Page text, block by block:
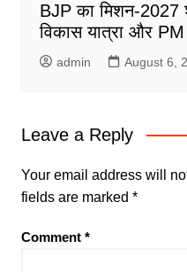
BJP का मिशन-2027
विकास यात्रा और
admin August 6,
Leave a Reply
Your email address will
fields are marked *
Comment *